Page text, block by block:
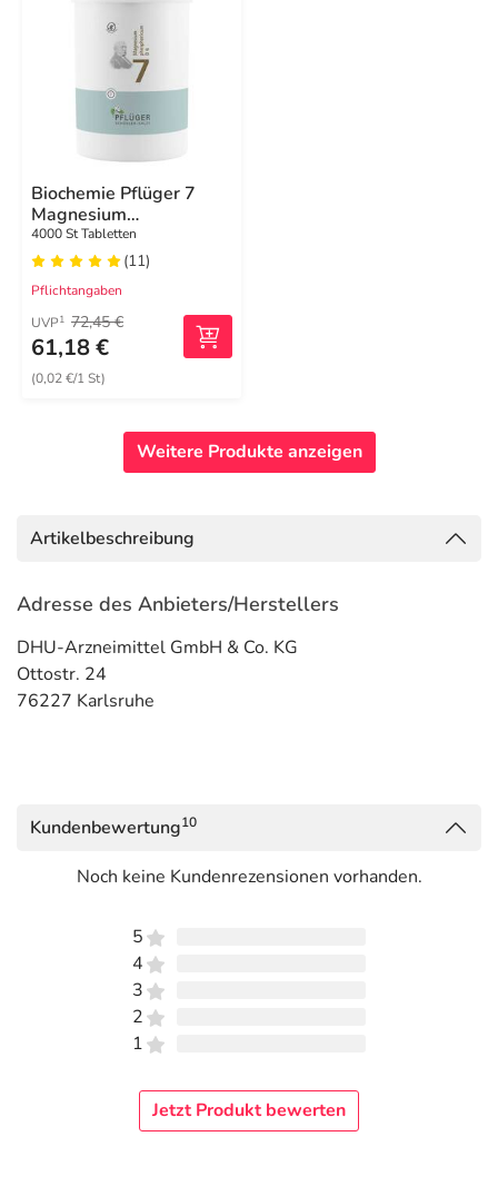
Biochemie Pflüger 7
Magnesium
phosphoricum D 6
Tabletten
4000 St Tabletten
(11)
Pflichtangaben
UVP1 72,45 €
61,18 €
(0,02 €/1 St)
Weitere Produkte anzeigen
Artikelbeschreibung
Adresse des Anbieters/Herstellers
DHU-Arzneimittel GmbH & Co. KG
Ottostr. 24
76227 Karlsruhe
Kundenbewertung10
Noch keine Kundenrezensionen vorhanden.
5
4
3
2
1
Jetzt Produkt bewerten